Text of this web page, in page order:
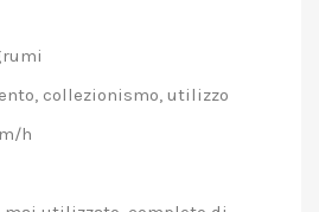
collezionismo, utilizzo
h